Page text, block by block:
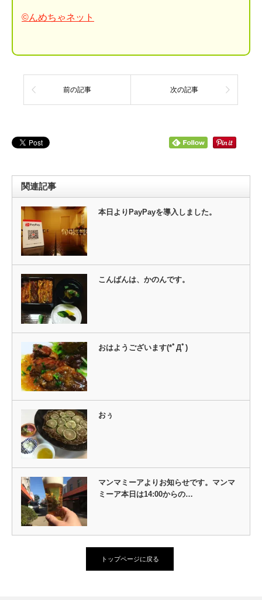
©んめちゃネット
前の記事 次の記事
関連記事
本日よりPayPayを導入しました。
こんばんは、かのんです。
おはようございます(*ﾟДﾟ)ゞ
おぅ
マンマミーアよりお知らせです。マンマ
ミーア本日は14:00からの…
トップページに戻る